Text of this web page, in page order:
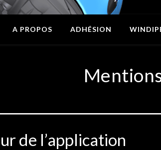
A PROPOS ADHÉSION
de l’application